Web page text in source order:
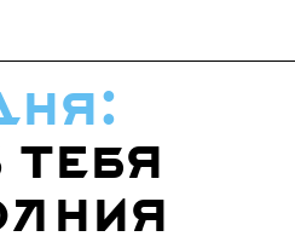
тебя